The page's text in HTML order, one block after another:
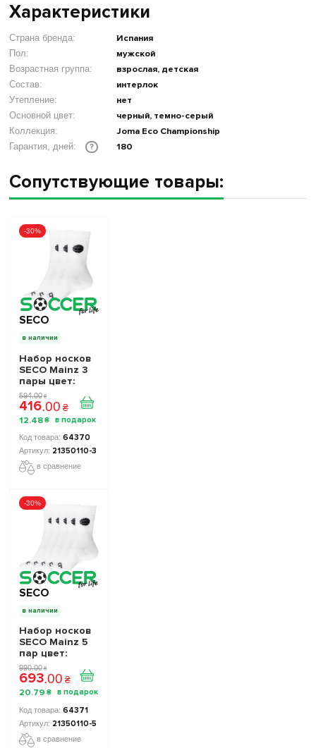
Характеристики
Страна бренда: Испания
Пол: мужской
Возрастная группа: взрослая, детская
Состав: интерлок
Утепление: нет
Основной цвет: черный, темно-серый
Коллекция: Joma Eco Championship
Гарантия, дней: ? 180
Сопутствующие товары:
-30%
SECO
в наличии
Набор носков
SECO Mainz 3
пары цвет:
белый
594.00 ₴
416.00 ₴
12.48 ₴
64370
21350110-3
в сравнение
-30%
SECO
в наличии
Набор носков
SECO Mainz 5
пар цвет:
белый
990.00 ₴
693.00 ₴
20.79 ₴
64371
21350110-5
в сравнение